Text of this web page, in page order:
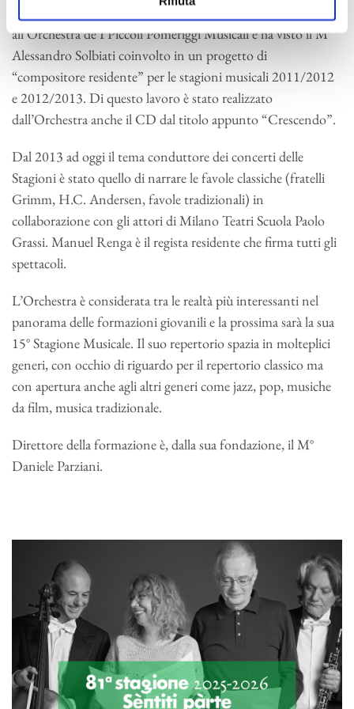
all’Orchestra de I Piccoli Pomeriggi Musicali e ha visto il M°
Alessandro Solbiati coinvolto in un progetto di
“compositore residente” per le stagioni musicali 2011/2012
e 2012/2013. Di questo lavoro è stato realizzato
dall’Orchestra anche il CD dal titolo appunto “Crescendo”.
Dal 2013 ad oggi il tema conduttore dei concerti delle
Stagioni è stato quello di narrare le favole classiche (fratelli
Grimm, H.C. Andersen, favole tradizionali) in
collaborazione con gli attori di Milano Teatri Scuola Paolo
Grassi. Manuel Renga è il regista residente che firma tutti gli
spettacoli.
L’Orchestra è considerata tra le realtà più interessanti nel
panorama delle formazioni giovanili e la prossima sarà la sua
15° Stagione Musicale. Il suo repertorio spazia in molteplici
generi, con occhio di riguardo per il repertorio classico ma
con apertura anche agli altri generi come jazz, pop, musiche
da film, musica tradizionale.
Direttore della formazione è, dalla sua fondazione, il M°
Daniele Parziani.